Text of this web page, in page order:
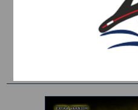
SLIDER - TAI RUBBER -
X-PARAGON